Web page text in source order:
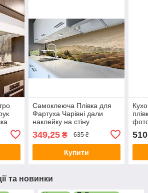
Самоклеюча Плівка для
Фартуха Чарівні дали
наклейку на стіну
349,25₴ 635 ₴
Купити
мм
510
та новинки